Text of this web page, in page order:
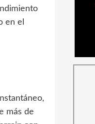
en el
más de